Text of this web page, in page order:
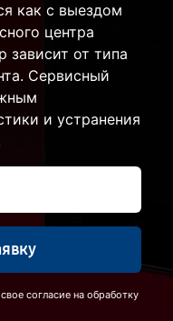
как с выездом
центра
зависит от типа
Сервисный
и устранения
согласие на обработку